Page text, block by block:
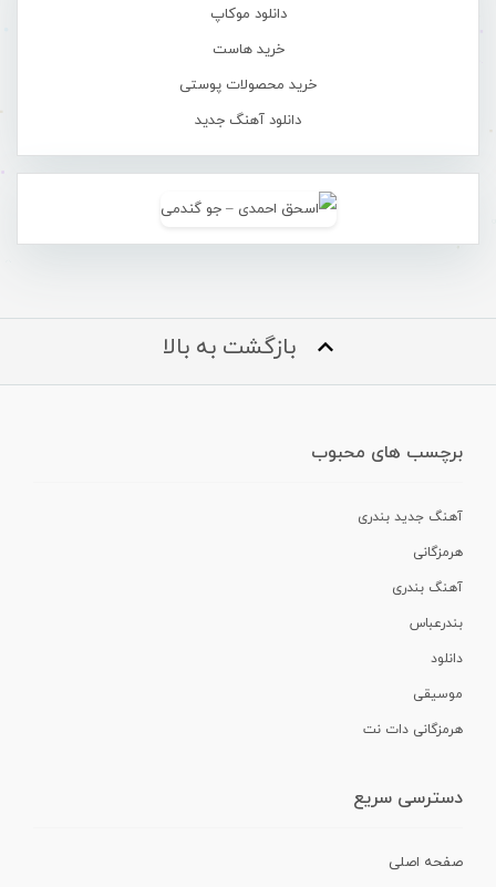
دانلود موکاپ
خرید هاست
خرید محصولات پوستی
دانلود آهنگ جدید
بازگشت به بالا
برچسب های محبوب
آهنگ جدید بندری
هرمزگانی
آهنگ بندری
بندرعباس
دانلود
موسیقی
هرمزگانی دات نت
دسترسی سریع
صفحه اصلی